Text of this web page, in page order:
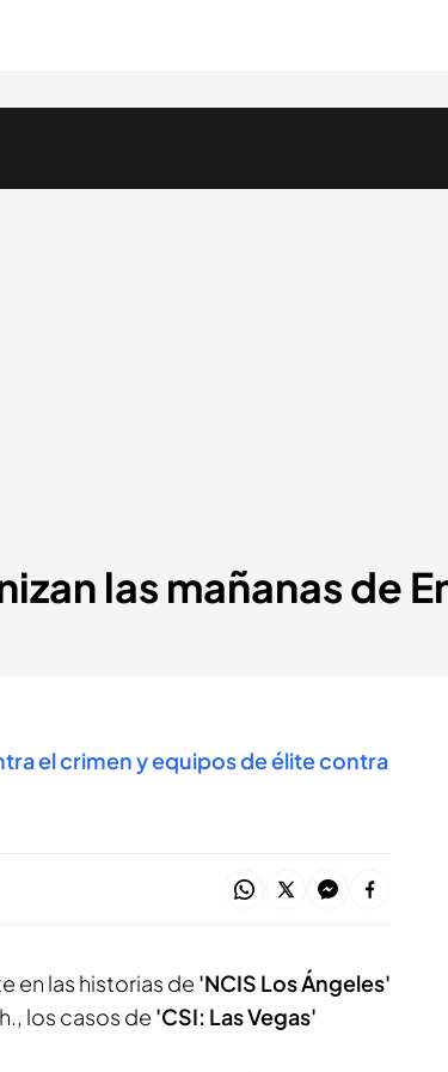
las mañanas de
el crimen y equipos de élite contra
en las historias de 'NCIS Los Ángeles'
los casos de 'CSI: Las Vegas'